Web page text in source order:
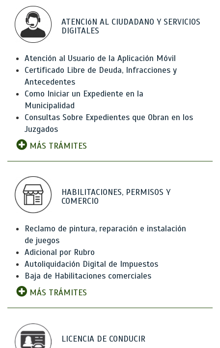
ATENCIóN AL CIUDADANO Y SERVICIOS
DIGITALES
Atención al Usuario de la Aplicación Móvil
Certificado Libre de Deuda, Infracciones y
Antecedentes
Como Iniciar un Expediente en la
Municipalidad
Consultas Sobre Expedientes que Obran en los
Juzgados
MÁS TRÁMITES
HABILITACIONES, PERMISOS Y
COMERCIO
Reclamo de pintura, reparación e instalación
de juegos
Adicional por Rubro
Autoliquidación Digital de Impuestos
Baja de Habilitaciones comerciales
MÁS TRÁMITES
LICENCIA DE CONDUCIR